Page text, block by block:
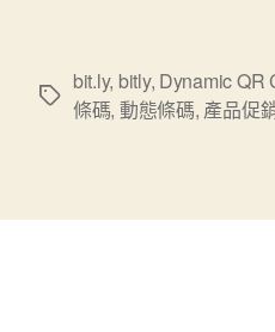
標
bit.ly, bitly, Dynamic QR
條碼, 動態條碼, 產品促